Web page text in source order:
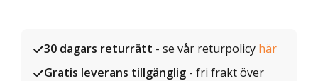
30 dagars returrätt - se vår returpolicy här
Gratis leverans tillgänglig - fri frakt över